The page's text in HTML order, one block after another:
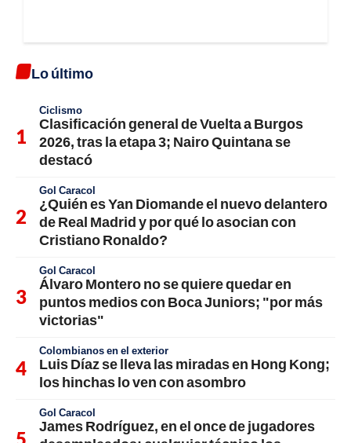
Lo último
Ciclismo
Clasificación general de Vuelta a Burgos
2026, tras la etapa 3; Nairo Quintana se
destacó
Gol Caracol
¿Quién es Yan Diomande el nuevo delantero
de Real Madrid y por qué lo asocian con
Cristiano Ronaldo?
Gol Caracol
Álvaro Montero no se quiere quedar en
puntos medios con Boca Juniors; "por más
victorias"
Colombianos en el exterior
Luis Díaz se lleva las miradas en Hong Kong;
los hinchas lo ven con asombro
Gol Caracol
James Rodríguez, en el once de jugadores